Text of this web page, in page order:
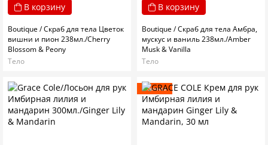
В корзину
Boutique / Скраб для тела Цветок
вишни и пион 238мл./Cherry
Blossom & Peony
Тело
В корзину
Boutique / Скраб для тела Амбра,
мускус и ваниль 238мл./Amber
Musk & Vanilla
Тело
Новинка